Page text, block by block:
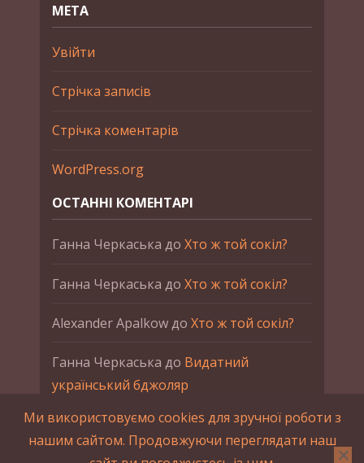
МЕТА
Увійти
Стрічка записів
Стрічка коментарів
WordPress.org
ОСТАННІ КОМЕНТАРІ
Ганна Черкаська до Хто ж той сокіл?
Ганна Черкаська до Хто ж той сокіл?
Alexander Apalkowдо Хто ж той сокіл?
Ганна Черкаська до Видатний
український бджоляр
Ганна ЧеркаськадоПетро Франко
Ми використовуємо cookies для зручної роботи з
нашим сайтом. Продовжуючи переглядати наш